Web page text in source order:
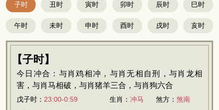
子时 丑时 寅时 卯时 辰时 巳时
午时 未时 申时 酉时 戌时 亥时
【子时】
今日冲合：与肖鸡相冲，与肖无相自刑，与肖龙相
害，与肖马相破，与肖猪羊三合，与肖狗六合
戊子时： 23:00-0:59 生肖： 冲马 煞方： 煞南